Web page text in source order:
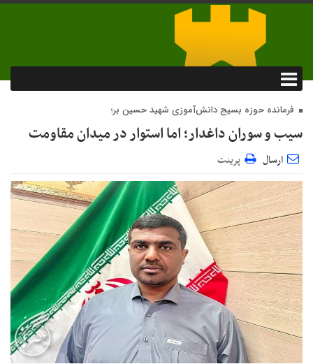
فرمانده حوزه بسیج دانش‌آموزی شهید حسین بر؛
سیب و سوران داغدار؛ اما استوار در میدان مقاومت
ارسال پرینت